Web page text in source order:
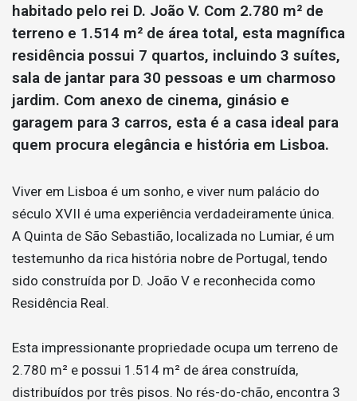
habitado pelo rei D. João V. Com 2.780 m² de
terreno e 1.514 m² de área total, esta magnífica
residência possui 7 quartos, incluindo 3 suítes,
sala de jantar para 30 pessoas e um charmoso
jardim. Com anexo de cinema, ginásio e
garagem para 3 carros, esta é a casa ideal para
quem procura elegância e história em Lisboa.
Viver em Lisboa é um sonho, e viver num palácio do
século XVII é uma experiência verdadeiramente única.
A Quinta de São Sebastião, localizada no Lumiar, é um
testemunho da rica história nobre de Portugal, tendo
sido construída por D. João V e reconhecida como
Residência Real.
Esta impressionante propriedade ocupa um terreno de
2.780 m² e possui 1.514 m² de área construída,
distribuídos por três pisos. No rés-do-chão, encontra 3